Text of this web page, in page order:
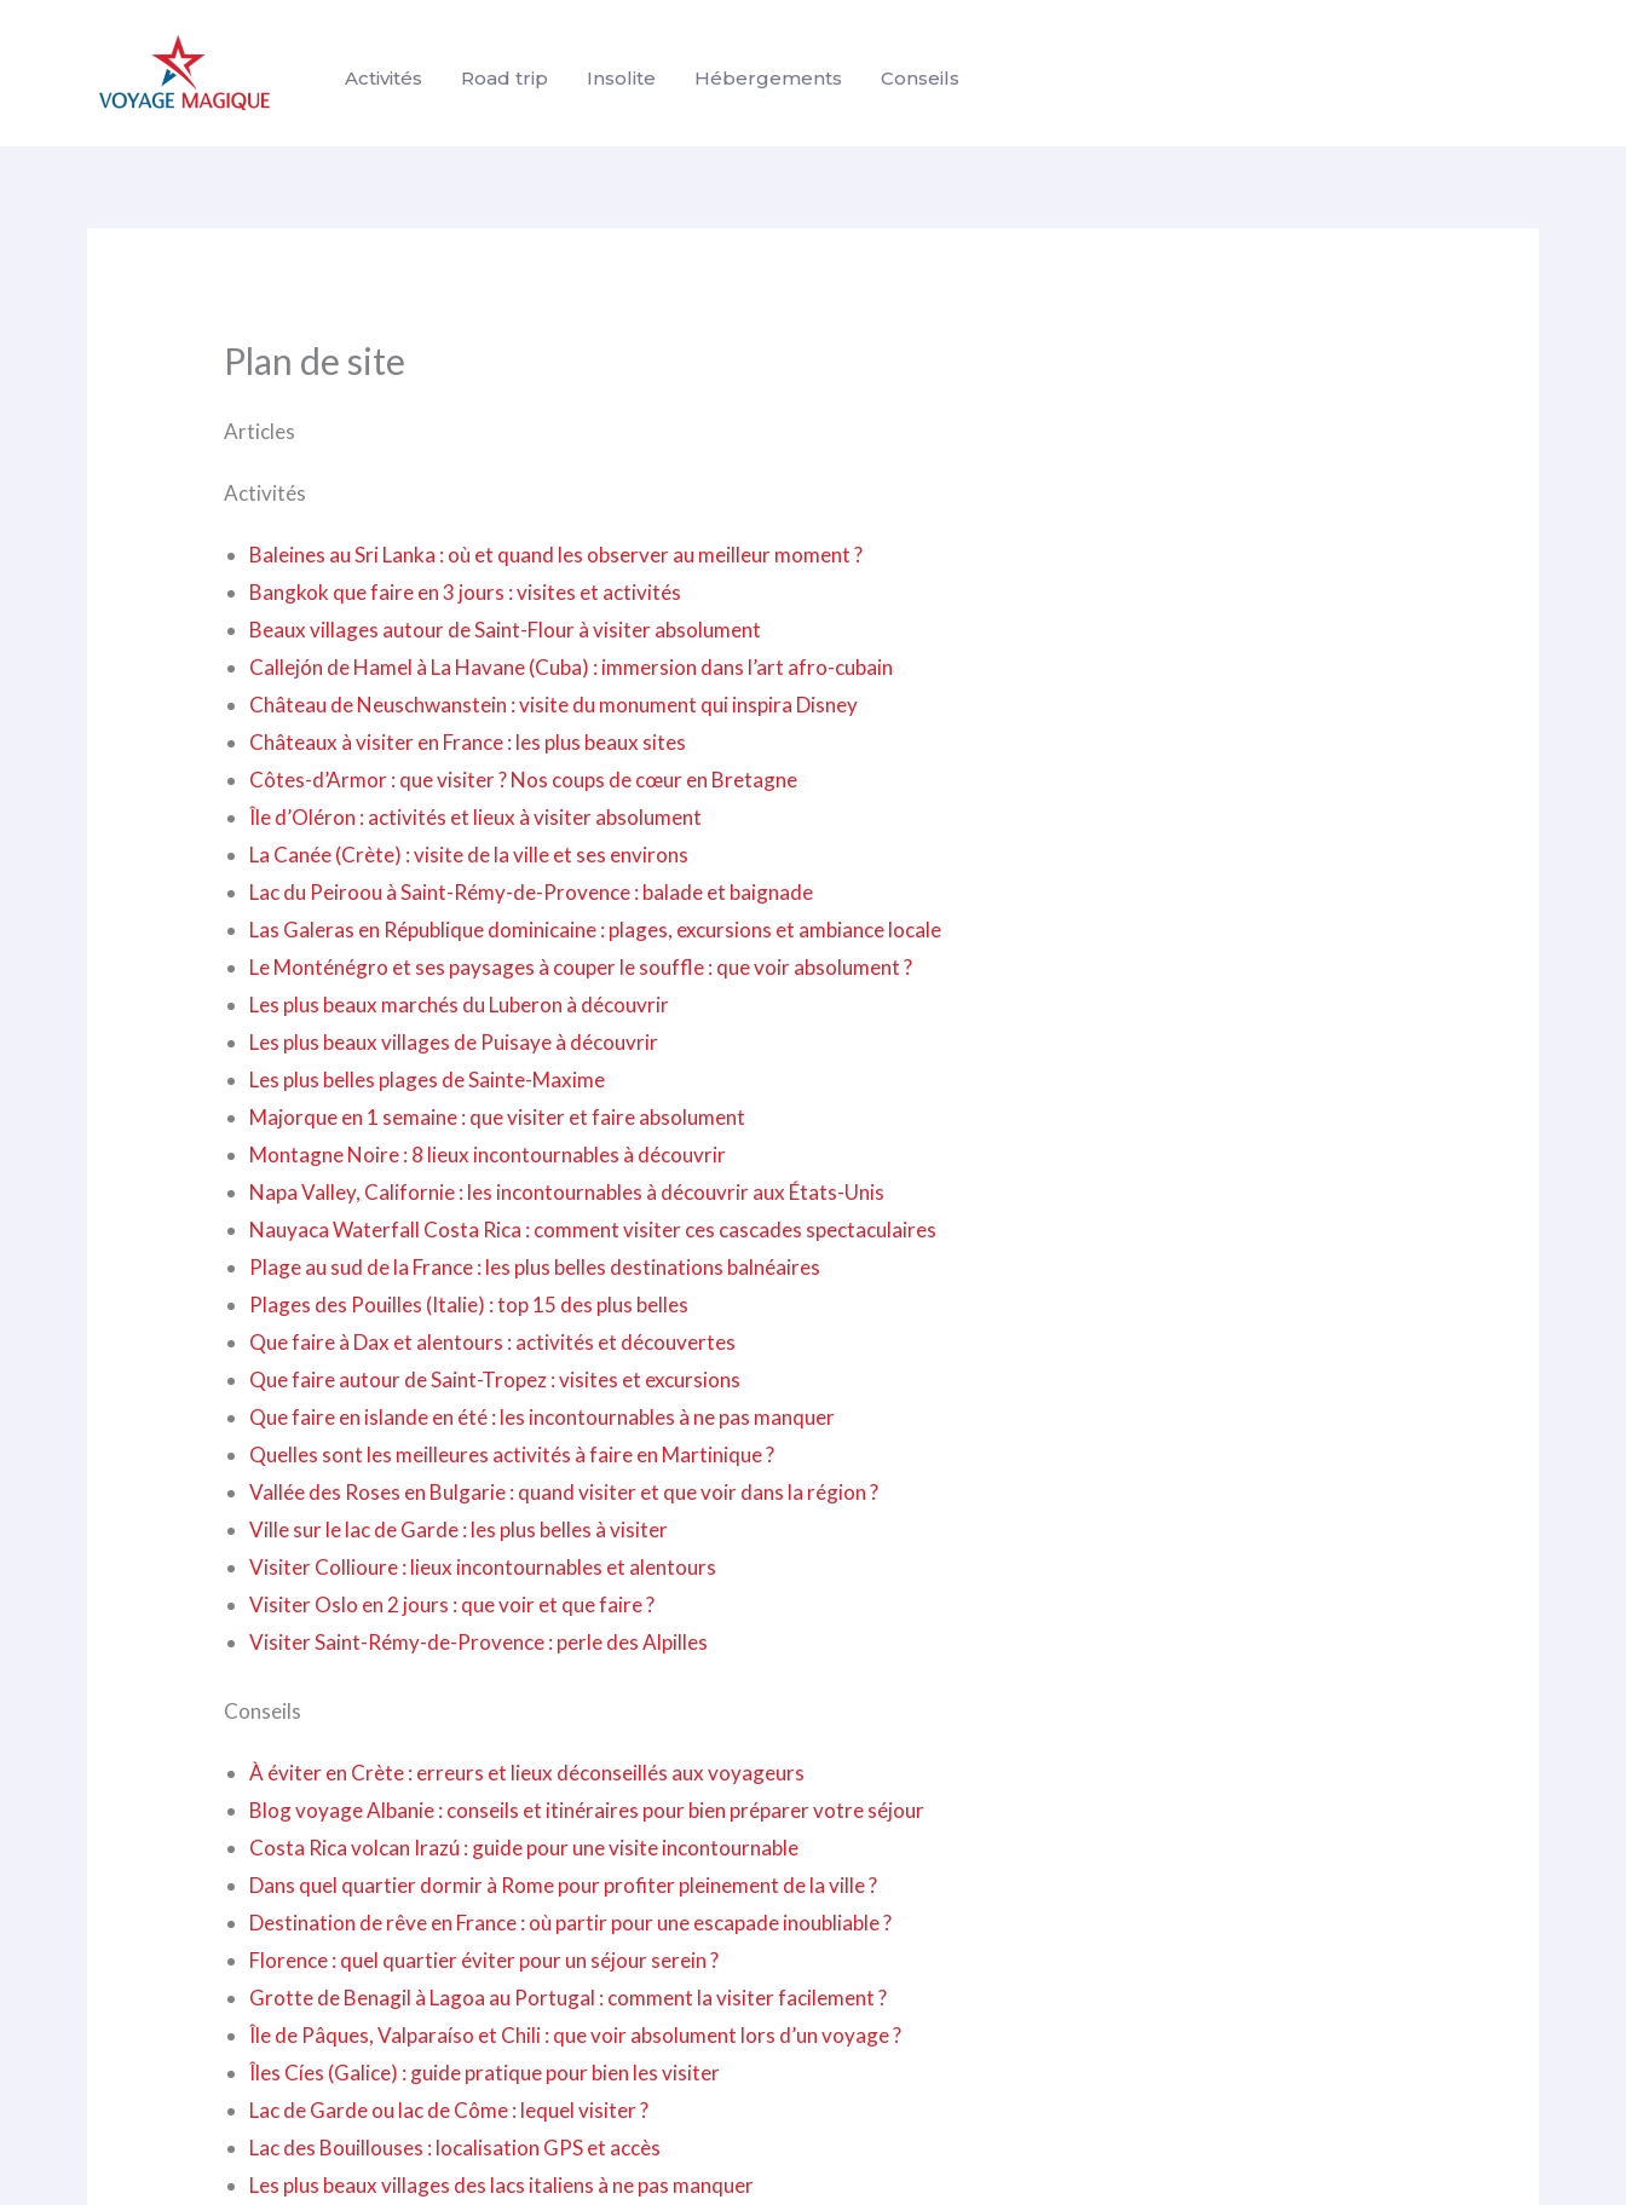
Activités Road trip Insolite Hébergements Conseils
Plan de site
Articles
Activités
Baleines au Sri Lanka : où et quand les observer au meilleur moment ?
Bangkok que faire en 3 jours : visites et activités
Beaux villages autour de Saint-Flour à visiter absolument
Callejón de Hamel à La Havane (Cuba) : immersion dans l’art afro-cubain
Château de Neuschwanstein : visite du monument qui inspira Disney
Châteaux à visiter en France : les plus beaux sites
Côtes-d’Armor : que visiter ? Nos coups de cœur en Bretagne
Île d’Oléron : activités et lieux à visiter absolument
La Canée (Crète) : visite de la ville et ses environs
Lac du Peiroou à Saint-Rémy-de-Provence : balade et baignade
Las Galeras en République dominicaine : plages, excursions et ambiance locale
Le Monténégro et ses paysages à couper le souffle : que voir absolument ?
Les plus beaux marchés du Luberon à découvrir
Les plus beaux villages de Puisaye à découvrir
Les plus belles plages de Sainte-Maxime
Majorque en 1 semaine : que visiter et faire absolument
Montagne Noire : 8 lieux incontournables à découvrir
Napa Valley, Californie : les incontournables à découvrir aux États-Unis
Nauyaca Waterfall Costa Rica : comment visiter ces cascades spectaculaires
Plage au sud de la France : les plus belles destinations balnéaires
Plages des Pouilles (Italie) : top 15 des plus belles
Que faire à Dax et alentours : activités et découvertes
Que faire autour de Saint-Tropez : visites et excursions
Que faire en islande en été : les incontournables à ne pas manquer
Quelles sont les meilleures activités à faire en Martinique ?
Vallée des Roses en Bulgarie : quand visiter et que voir dans la région ?
Ville sur le lac de Garde : les plus belles à visiter
Visiter Collioure : lieux incontournables et alentours
Visiter Oslo en 2 jours : que voir et que faire ?
Visiter Saint-Rémy-de-Provence : perle des Alpilles
Conseils
À éviter en Crète : erreurs et lieux déconseillés aux voyageurs
Blog voyage Albanie : conseils et itinéraires pour bien préparer votre séjour
Costa Rica volcan Irazú : guide pour une visite incontournable
Dans quel quartier dormir à Rome pour profiter pleinement de la ville ?
Destination de rêve en France : où partir pour une escapade inoubliable ?
Florence : quel quartier éviter pour un séjour serein ?
Grotte de Benagil à Lagoa au Portugal : comment la visiter facilement ?
Île de Pâques, Valparaíso et Chili : que voir absolument lors d’un voyage ?
Îles Cíes (Galice) : guide pratique pour bien les visiter
Lac de Garde ou lac de Côme : lequel visiter ?
Lac des Bouillouses : localisation GPS et accès
Les plus beaux villages des lacs italiens à ne pas manquer